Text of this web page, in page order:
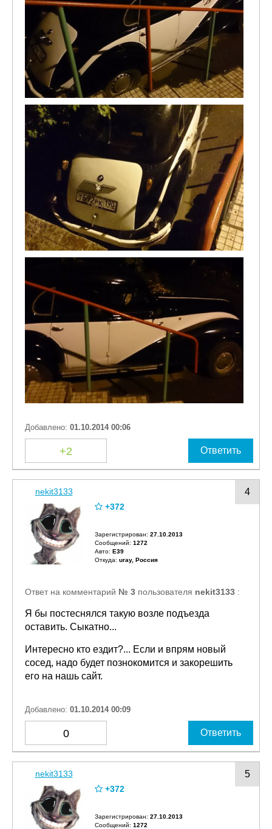
Добавлено: 01.10.2014 00:06
+2 Ответить
4
nekit3133
+372
Зарегистрирован: 27.10.2013
Сообщений: 1272
Авто: E39
Откуда: uray, Россия
Ответ на комментарий № 3 пользователя nekit3133 :
Я бы постеснялся такую возле подъезда
оставить. Сыкатно...
Интересно кто ездит?... Если и впрям новый
сосед, надо будет познокомится и закорешить
его на нашь сайт.
Добавлено: 01.10.2014 00:09
0 Ответить
5
nekit3133
+372
Зарегистрирован: 27.10.2013
Сообщений: 1272